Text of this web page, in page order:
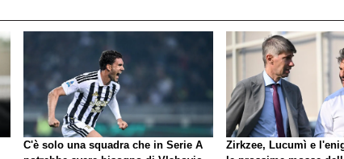
C'è solo una squadra che in Serie A
Zirkzee, Lucumì e